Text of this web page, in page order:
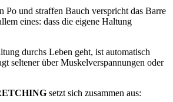
Po und straffen Bauch verspricht das Barre
eines: dass die eigene Haltung
durchs Leben geht, ist automatisch
seltener über Muskelverspannungen oder
setzt sich zusammen aus: